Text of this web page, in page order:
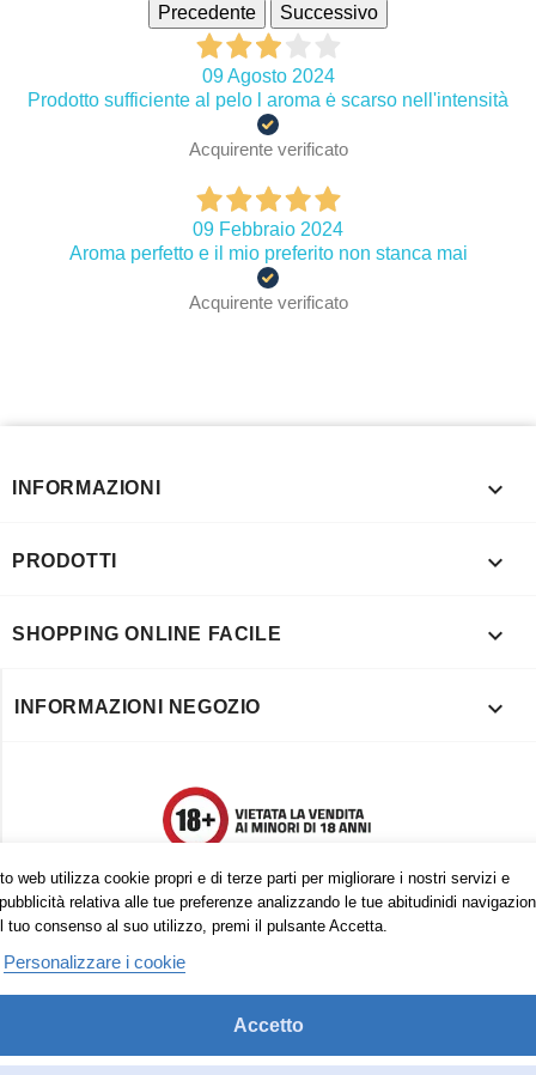
Precedente
Successivo
09 Agosto 2024
Prodotto sufficiente al pelo l aroma ė scarso nell'intensità
Acquirente verificato
09 Febbraio 2024
Aroma perfetto e il mio preferito non stanca mai
Acquirente verificato
web utilizza cookie propri e di terze parti per migliorare i nostri servizi e
relativa alle tue preferenze analizzando le tue abitudinidi
tuo consenso al suo utilizzo, premi il pulsante Accetta.
Personalizzare i cookie
Accetto
INFORMAZIONI 
PRODOTTI 
SHOPPING ONLINE FACILE 
INFORMAZIONI NEGOZIO 
Trovaci anche su: